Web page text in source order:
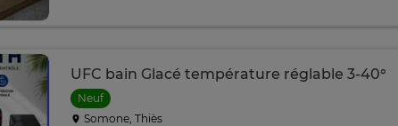
UFC bain Glacé température réglable 3-40°
Neuf
Somone, Thiès